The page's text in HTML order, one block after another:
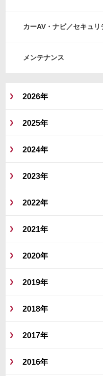
カーAV・ナビ／セキュリ
メンテナンス
2026年
2025年
2024年
2023年
2022年
2021年
2020年
2019年
2018年
2017年
2016年